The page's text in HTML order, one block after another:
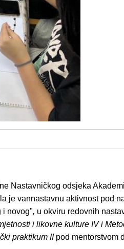
Nastavničkog odsjeka
je vannastavnu aktivnost pod
i novog", u okviru redovnih
i likovne kulture IV i
praktikum II pod mentorstvom